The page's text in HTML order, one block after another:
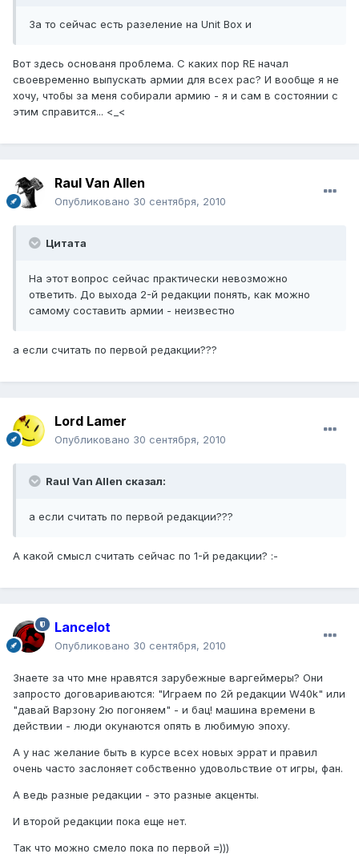
За то сейчас есть разеление на Unit Box и
Вот здесь основаня проблема. С каких пор RE начал
своевременно выпускать армии для всех рас? И вообще я не
хочу, чтобы за меня собирали армию - я и сам в состоянии с
этим справится... <_<
Raul Van Allen
Опубликовано 30 сентября, 2010
Цитата
На этот вопрос сейчас практически невозможно
ответить. До выхода 2-й редакции понять, как можно
самому составить армии - неизвестно
а если считать по первой редакции???
Lord Lamer
Опубликовано 30 сентября, 2010
Raul Van Allen сказал:
а если считать по первой редакции???
А какой смысл считать сейчас по 1-й редакции? :-
Lancelot
Опубликовано 30 сентября, 2010
Знаете за что мне нравятся зарубежные варгеймеры? Они
запросто договариваются: "Играем по 2й редакции W40k" или
"давай Варзону 2ю погоняем" - и бац! машина времени в
действии - люди окунаются опять в любимую эпоху.
А у нас желание быть в курсе всех новых эррат и правил
очень часто заслоняет собственно удовольствие от игры, фан.
А ведь разные редакции - это разные акценты.
И второй редакции пока еще нет.
Так что можно смело пока по первой =)))